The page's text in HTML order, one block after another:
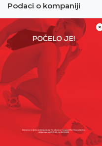
×
Podaci o kompaniji
Informacije
Korisnički servis
Newsletter
Budite u toku sa